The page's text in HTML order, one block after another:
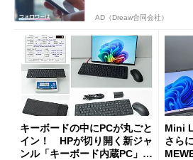
AD（Dreaw合同会社）
キーボードの中にPCが丸ごと
イン！ HPが切り開く新ジャ
ンル「キーボード内蔵PC」の
Mini
さら